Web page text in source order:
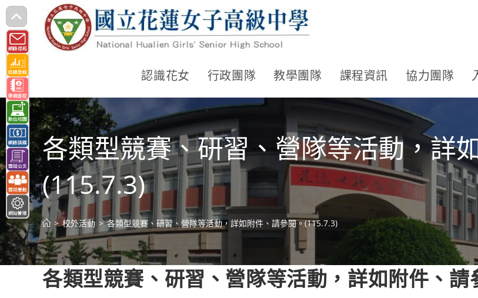
跳
轉
至
主
要
內
容
認識花女 行政團隊 教學團隊 課程資訊 協力團隊
各類型競賽、研習、營隊等活動，詳
(115.7.3)
> 校外活動 > 各類型競賽、研習、營隊等活動，詳如附件、請參閱。(115.7.3)
各類型競賽、研習、營隊等活動，詳如附件、請